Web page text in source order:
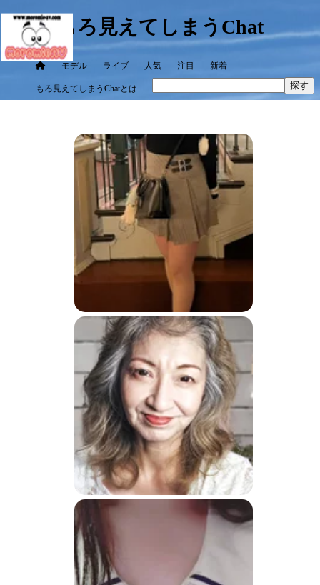
もろ見えてしまうChat
モデル ライブ 人気 注目 新着
もろ見えてしまうChatとは 探す